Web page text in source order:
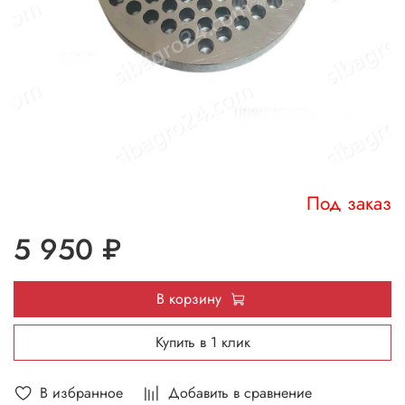
В избранное Добавить в сравнение
Под заказ
5 950 ₽
В корзину
Купить в 1 клик